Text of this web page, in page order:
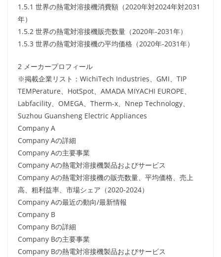
1.5.1 世界の熱電対溶接機消費額（2020年対2024年対2031
年）
1.5.2 世界の熱電対溶接機販売数量（2020年-2031年）
1.5.3 世界の熱電対溶接機の平均価格（2020年-2031年）
2 メーカープロフィール
※掲載企業リスト：WichiTech Industries、GMI、TIP
TEMPerature、HotSpot、AMADA MIYACHI EUROPE、
Labfacility、OMEGA、Therm-x、Nnep Technology、
Suzhou Guansheng Electric Appliances
Company A
Company Aの詳細
Company Aの主要事業
Company Aの熱電対溶接機製品およびサービス
Company Aの熱電対溶接機の販売数量、平均価格、売上
高、粗利益率、市場シェア（2020-2024）
Company Aの最近の動向/最新情報
Company B
Company Bの詳細
Company Bの主要事業
Company Bの熱電対溶接機製品およびサービス